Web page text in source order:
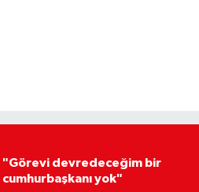
"Görevi devredeceğim bir
cumhurbaşkanı yok"